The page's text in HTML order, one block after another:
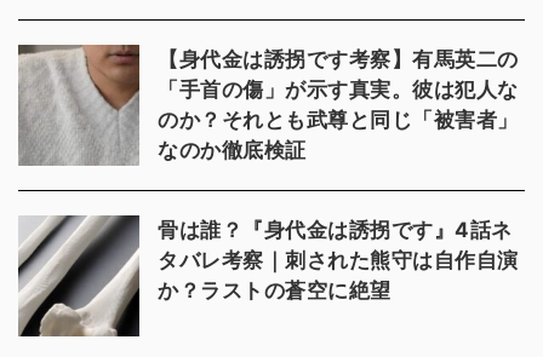
【身代金は誘拐です考察】有馬英二の
「手首の傷」が示す真実。彼は犯人な
のか？それとも武尊と同じ「被害者」
なのか徹底検証
骨は誰？『身代金は誘拐です』4話ネ
タバレ考察｜刺された熊守は自作自演
か？ラストの蒼空に絶望